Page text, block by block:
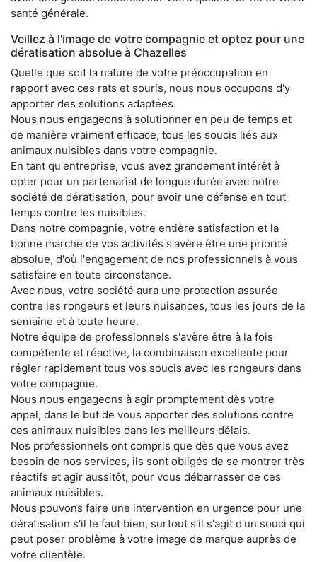
santé générale.
Veillez à l'image de votre compagnie et optez pour une
dératisation absolue à Chazelles
Quelle que soit la nature de votre préoccupation en
rapport avec ces rats et souris, nous nous occupons d'y
apporter des solutions adaptées.
Nous nous engageons à solutionner en peu de temps et
de manière vraiment efficace, tous les soucis liés aux
animaux nuisibles dans votre compagnie.
En tant qu'entreprise, vous avez grandement intérêt à
opter pour un partenariat de longue durée avec notre
société de dératisation, pour avoir une défense en tout
temps contre les nuisibles.
Dans notre compagnie, votre entière satisfaction et la
bonne marche de vos activités s'avère être une priorité
absolue, d'où l'engagement de nos professionnels à vous
satisfaire en toute circonstance.
Avec nous, votre société aura une protection assurée
contre les rongeurs et leurs nuisances, tous les jours de la
semaine et à toute heure.
Notre équipe de professionnels s'avère être à la fois
compétente et réactive, la combinaison excellente pour
régler rapidement tous vos soucis avec les rongeurs dans
votre compagnie.
Nous nous engageons à agir promptement dès votre
appel, dans le but de vous apporter des solutions contre
ces animaux nuisibles dans les meilleurs délais.
Nos professionnels ont compris que dès que vous avez
besoin de nos services, ils sont obligés de se montrer très
réactifs et agir aussitôt, pour vous débarrasser de ces
animaux nuisibles.
Nous pouvons faire une intervention en urgence pour une
dératisation s'il le faut bien, surtout s'il s'agit d'un souci qui
peut poser problème à votre image de marque auprès de
votre clientèle.